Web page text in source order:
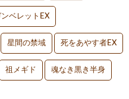
ンベレットEX
星間の禁域 死をあやす者EX
祖メギド 魂なき黒き半身